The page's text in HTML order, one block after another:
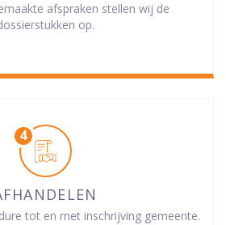
afspraken stellen wij de
op.
tot en met inschrijving gemeente.